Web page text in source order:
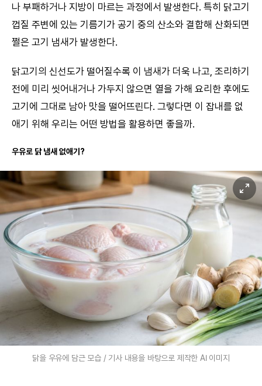
나 부패하거나 지방이 마르는 과정에서 발생한다. 특히 닭고기
껍질 주변에 있는 기름기가 공기 중의 산소와 결합해 산화되면
쩔은 고기 냄새가 발생한다.
닭고기의 신선도가 떨어질수록 이 냄새가 더욱 나고, 조리하기
전에 미리 씻어내거나 가두지 않으면 열을 가해 요리한 후에도
고기에 그대로 남아 맛을 떨어뜨린다. 그렇다면 이 잡내를 없
애기 위해 우리는 어떤 방법을 활용하면 좋을까.
우유로 닭 냄새 없애기?
닭을 우유에 담근 모습 / 기사 내용을 바탕으로 제작한 AI 이미지